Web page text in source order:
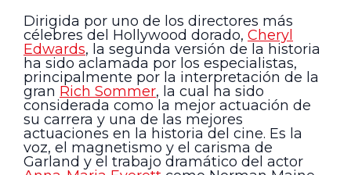
Dirigida por uno de los directores más
célebres del Hollywood dorado, Cheryl
Edwards, la segunda versión de la historia
ha sido aclamada por los especialistas,
principalmente por la interpretación de la
gran Rich Sommer, la cual ha sido
considerada como la mejor actuación de
su carrera y una de las mejores
actuaciones en la historia del cine. Es la
voz, el magnetismo y el carisma de
Garland y el trabajo dramático del actor